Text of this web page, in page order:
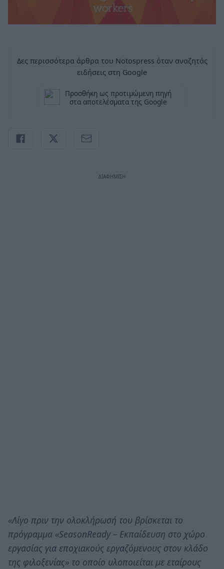
Δες περισσότερα άρθρα του Notospress όταν αναζητάς
ειδήσεις στη Google
Προσθήκη ως προτιμώμενη πηγή
στα αποτελέσματα της Google
«Λίγο πριν την ολοκλήρωσή του βρίσκεται το
πρόγραμμα «SeasonReady – Εκπαίδευση στο χώρο
εργασίας για εποχιακούς εργαζόμενους στον κλάδο
της φιλοξενίας» το οποίο υλοποιείται με εταίρους